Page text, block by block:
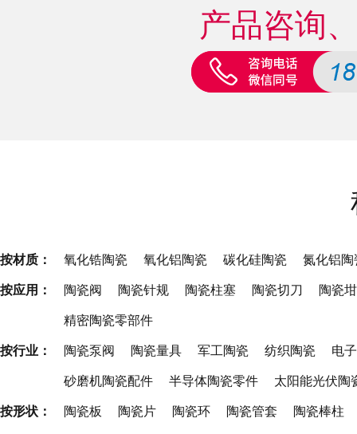
产品咨询
按材质： 氧化锆陶瓷 氧化铝陶瓷 碳化硅陶瓷 氮化铝陶
按应用： 陶瓷阀 陶瓷针规 陶瓷柱塞 陶瓷切刀 陶瓷
精密陶瓷零部件
按行业： 陶瓷泵阀 陶瓷量具 军工陶瓷 纺织陶瓷 电
砂磨机陶瓷配件 半导体陶瓷零件 太阳能光伏陶
按形状： 陶瓷板 陶瓷片 陶瓷环 陶瓷管套 陶瓷棒柱